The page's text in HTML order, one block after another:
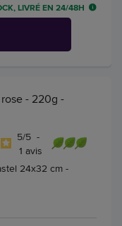
LIVRÉ EN 24/48H
- 220g -
5/5 -
1 avis
24x32 cm -